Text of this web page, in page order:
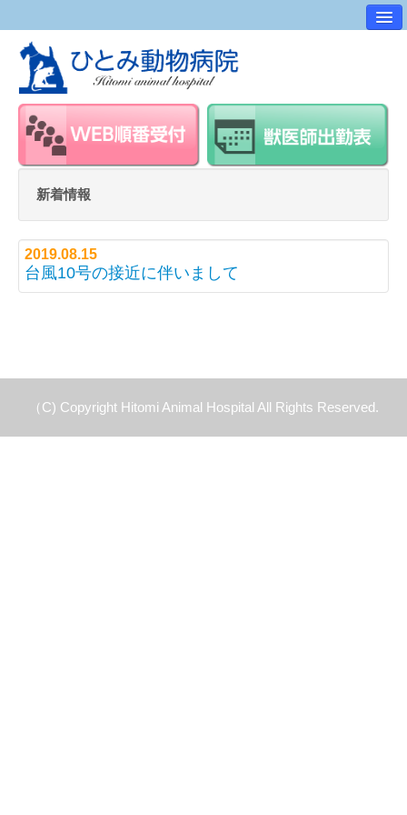
病院案内
交通アクセス
ワンポイントアドバイス
スタッフ紹介
求人・採用情報
新着情報
2019.08.15
台風10号の接近に伴いまして
（C) Copyright Hitomi Animal Hospital All Rights Reserved.